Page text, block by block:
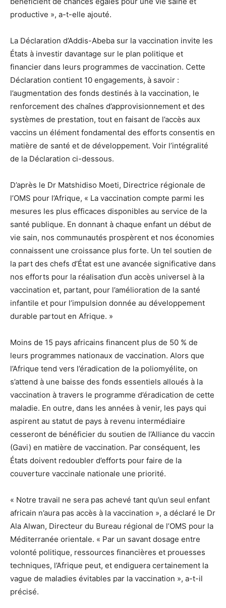
productive », a-t-elle ajouté.
La Déclaration d’Addis-Abeba sur la vaccination invite les
États à investir davantage sur le plan politique et
financier dans leurs programmes de vaccination. Cette
Déclaration contient 10 engagements, à savoir :
l’augmentation des fonds destinés à la vaccination, le
renforcement des chaînes d’approvisionnement et des
systèmes de prestation, tout en faisant de l’accès aux
vaccins un élément fondamental des efforts consentis en
matière de santé et de développement. Voir l’intégralité
de la Déclaration ci-dessous.
D’après le Dr Matshidiso Moeti, Directrice régionale de
l’OMS pour l’Afrique, « La vaccination compte parmi les
mesures les plus efficaces disponibles au service de la
santé publique. En donnant à chaque enfant un début de
vie sain, nos communautés prospèrent et nos économies
connaissent une croissance plus forte. Un tel soutien de
la part des chefs d’État est une avancée significative dans
nos efforts pour la réalisation d’un accès universel à la
vaccination et, partant, pour l’amélioration de la santé
infantile et pour l’impulsion donnée au développement
durable partout en Afrique. »
Moins de 15 pays africains financent plus de 50 % de
leurs programmes nationaux de vaccination. Alors que
l’Afrique tend vers l’éradication de la poliomyélite, on
s’attend à une baisse des fonds essentiels alloués à la
vaccination à travers le programme d’éradication de cette
maladie. En outre, dans les années à venir, les pays qui
aspirent au statut de pays à revenu intermédiaire
cesseront de bénéficier du soutien de l’Alliance du vaccin
(Gavi) en matière de vaccination. Par conséquent, les
États doivent redoubler d’efforts pour faire de la
couverture vaccinale nationale une priorité.
« Notre travail ne sera pas achevé tant qu’un seul enfant
africain n’aura pas accès à la vaccination », a déclaré le Dr
Ala Alwan, Directeur du Bureau régional de l’OMS pour la
Méditerranée orientale. « Par un savant dosage entre
volonté politique, ressources financières et prouesses
techniques, l’Afrique peut, et endiguera certainement la
vague de maladies évitables par la vaccination », a-t-il
précisé.